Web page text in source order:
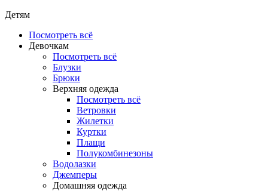
Детям
Посмотреть всё
Девочкам
Посмотреть всё
Блузки
Брюки
Верхняя одежда
Посмотреть всё
Ветровки
Жилетки
Куртки
Плащи
Полукомбинезоны
Водолазки
Джемперы
Домашняя одежда